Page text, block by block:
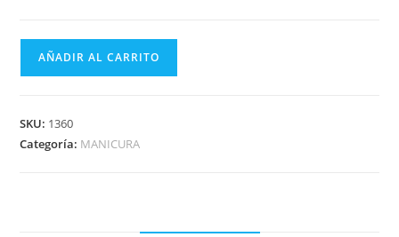
AÑADIR AL CARRITO
SKU: 1360
Categoría: MANICURA